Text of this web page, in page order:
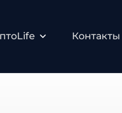
Контакты